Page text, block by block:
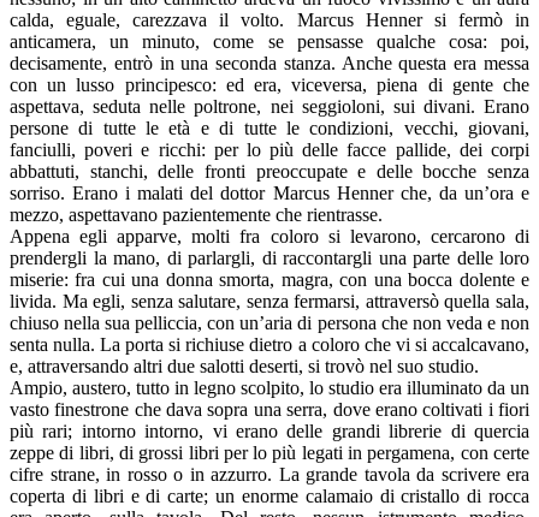
calda, eguale, carezzava il volto. Marcus Henner si fermò in
anticamera, un minuto, come se pensasse qualche cosa: poi,
decisamente, entrò in una seconda stanza. Anche questa era messa
con un lusso principesco: ed era, viceversa, piena di gente che
aspettava, seduta nelle poltrone, nei seggioloni, sui divani. Erano
persone di tutte le età e di tutte le condizioni, vecchi, giovani,
fanciulli, poveri e ricchi: per lo più delle facce pallide, dei corpi
abbattuti, stanchi, delle fronti preoccupate e delle bocche senza
sorriso. Erano i malati del dottor Marcus Henner che, da un’ora e
mezzo, aspettavano pazientemente che rientrasse.
Appena egli apparve, molti fra coloro si levarono, cercarono di
prendergli la mano, di parlargli, di raccontargli una parte delle loro
miserie: fra cui una donna smorta, magra, con una bocca dolente e
livida. Ma egli, senza salutare, senza fermarsi, attraversò quella sala,
chiuso nella sua pelliccia, con un’aria di persona che non veda e non
senta nulla. La porta si richiuse dietro a coloro che vi si accalcavano,
e, attraversando altri due salotti deserti, si trovò nel suo studio.
Ampio, austero, tutto in legno scolpito, lo studio era illuminato da un
vasto finestrone che dava sopra una serra, dove erano coltivati i fiori
più rari; intorno intorno, vi erano delle grandi librerie di quercia
zeppe di libri, di grossi libri per lo più legati in pergamena, con certe
cifre strane, in rosso o in azzurro. La grande tavola da scrivere era
coperta di libri e di carte; un enorme calamaio di cristallo di rocca